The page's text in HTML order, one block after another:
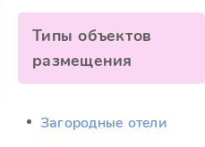
Типы объектов
размещения
Загородные отели